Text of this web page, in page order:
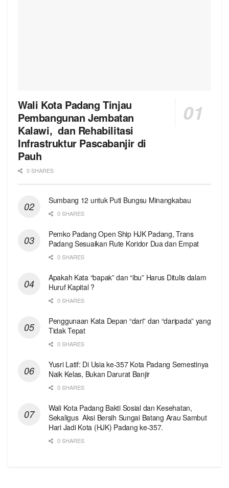
Wali Kota Padang Tinjau
Pembangunan Jembatan
Kalawi, dan Rehabilitasi
Infrastruktur Pascabanjir di
Pauh
0 SHARES
Sumbang 12 untuk Puti Bungsu Minangkabau
0 SHARES
Pemko Padang Open Ship HJK Padang, Trans
Padang Sesuaikan Rute Koridor Dua dan Empat
0 SHARES
Apakah Kata “bapak” dan “ibu” Harus Ditulis dalam
Huruf Kapital ?
0 SHARES
Penggunaan Kata Depan “dari” dan “daripada” yang
Tidak Tepat
0 SHARES
Yusri Latif: Di Usia ke-357 Kota Padang Semestinya
Naik Kelas, Bukan Darurat Banjir
0 SHARES
Wali Kota Padang Bakti Sosial dan Kesehatan,
Sekaligus Aksi Bersih Sungai Batang Arau Sambut
Hari Jadi Kota (HJK) Padang ke-357.
0 SHARES